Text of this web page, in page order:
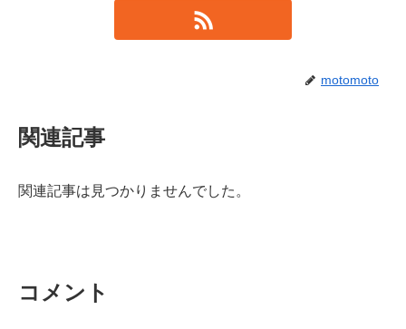
motomoto
関連記事
関連記事は見つかりませんでした。
コメント